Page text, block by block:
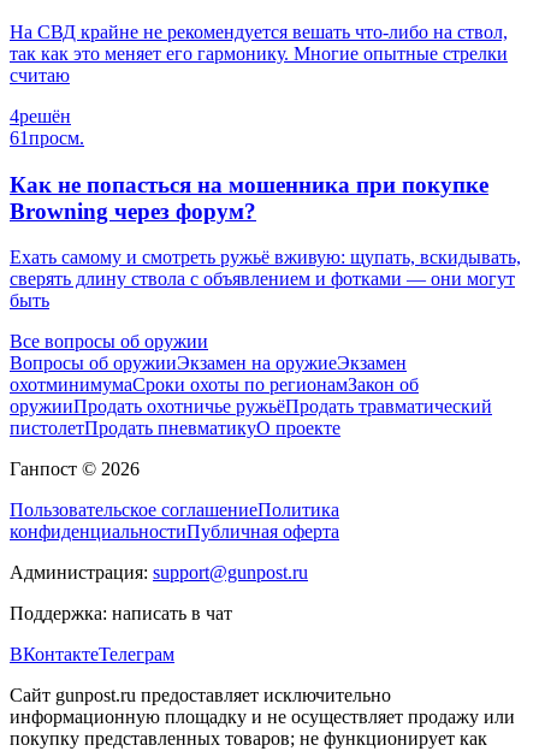
На СВД крайне не рекомендуется вешать что-либо на ствол,
так как это меняет его гармонику. Многие опытные стрелки
считаю
4решён
61просм.
Как не попасться на мошенника при покупке
Browning через форум?
Ехать самому и смотреть ружьё вживую: щупать, вскидывать,
сверять длину ствола с объявлением и фотками — они могут
быть
Все вопросы об оружии
Вопросы об оружииЭкзамен на оружиеЭкзамен
охотминимумаСроки охоты по регионамЗакон об
оружииПродать охотничье ружьёПродать травматический
пистолетПродать пневматикуО проекте
Ганпост © 2026
Пользовательское соглашениеПолитика
конфиденциальностиПубличная оферта
Администрация: support@gunpost.ru
Поддержка: написать в чат
ВКонтактеТелеграм
Сайт gunpost.ru предоставляет исключительно
информационную площадку и не осуществляет продажу или
покупку представленных товаров; не функционирует как